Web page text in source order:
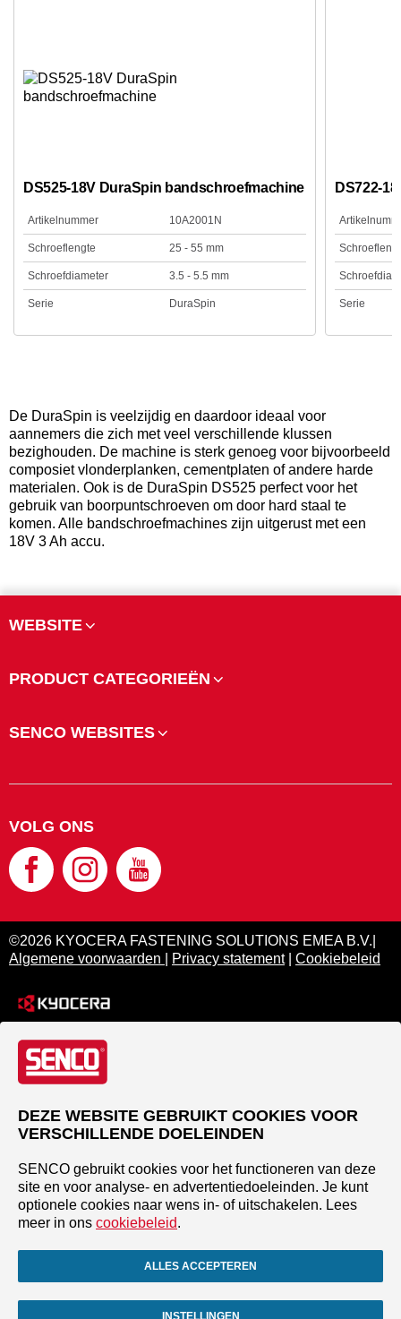
DS525-18V DuraSpin bandschroefmachine
Artikelnummer 10A2001N
Schroeflengte 25 - 55 mm
Schroefdiameter 3.5 - 5.5 mm
Serie DuraSpin
DS722-
Serie
De DuraSpin is veelzijdig en daardoor ideaal voor
aannemers die zich met veel verschillende klussen
bezighouden. De machine is sterk genoeg voor bijvoorbeeld
composiet vlonderplanken, cementplaten of andere harde
materialen. Ook is de DuraSpin DS525 perfect voor het
gebruik van boorpuntschroeven om door hard staal te
komen. Alle bandschroefmachines zijn uitgerust met een
18V 3 Ah accu.
WEBSITE
PRODUCT CATEGORIEËN
SENCO WEBSITES
VOLG ONS
©2026 KYOCERA FASTENING SOLUTIONS EMEA B.V.|
Algemene voorwaarden
Privacy statement| Cookiebeleid
DEZE WEBSITE GEBRUIKT COOKIES VOOR
VERSCHILLENDE DOELEINDEN
SENCO gebruikt cookies voor het functioneren van deze
site en voor analyse- en advertentiedoeleinden. Je kunt
optionele cookies naar wens in- of uitschakelen. Lees
meer in ons cookiebeleid.
ALLES ACCEPTEREN
INSTELLINGEN